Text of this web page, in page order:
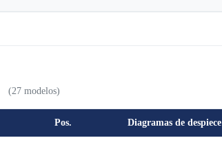
(27 modelos)
Pos. Diagramas de despiece